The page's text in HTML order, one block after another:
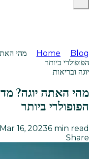
Home Blog
מהי
הפופולרי ביותר
יוגה ובריאות
מהי האתה יוגה?
הפופולרי ביותר
Mar 16, 20236 min read
Share